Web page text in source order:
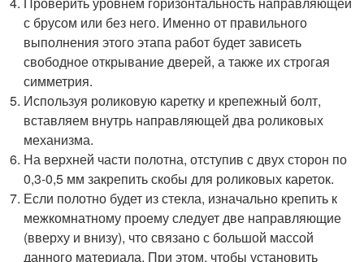
с брусом или без него. Именно от правильного
выполнения этого этапа работ будет зависеть
свободное открывание дверей, а также их строгая
симметрия.
Используя роликовую каретку и крепежный болт,
вставляем внутрь направляющей два роликовых
механизма.
На верхней части полотна, отступив с двух сторон по
0,3-0,5 мм закрепить скобы для роликовых кареток.
Если полотно будет из стекла, изначально крепить к
межкомнатному проему следует две направляющие
(вверху и внизу), что связано с большой массой
данного материала. При этом, чтобы установить